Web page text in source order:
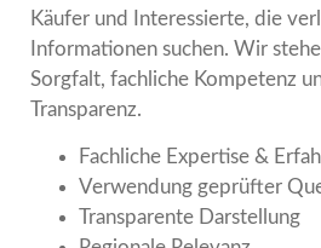
Käufer und Interessierte, die
Informationen suchen. Wir
Sorgfalt, fachliche Kompetenz
Transparenz.
Fachliche Expertise &
Verwendung geprüfter
Transparente Darstellung